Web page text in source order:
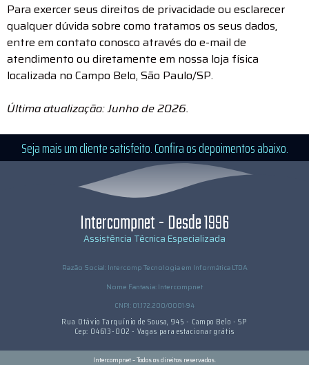
Para exercer seus direitos de privacidade ou esclarecer
qualquer dúvida sobre como tratamos os seus dados,
entre em contato conosco através do e-mail de
atendimento ou diretamente em nossa loja física
localizada no Campo Belo, São Paulo/SP.
Última atualização: Junho de 2026.
Seja mais um cliente satisfeito. Confira os depoimentos abaixo.
Intercompnet - Desde 1996
Assistência Técnica Especializada
Razão Social: Intercomp Tecnologia em Informática LTDA
Nome Fantasia: Intercompnet
CNPJ: 01.172.200/0001-94
Rua Otávio Tarquínio de Sousa, 945 - Campo Belo - SP
Cep: 04613-002 - Vagas para estacionar grátis
Intercompnet – Todos os direitos reservados.